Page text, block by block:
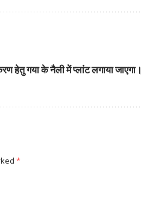
हेतु गया के नैली में प्लांट लगाया जाएगा।
*